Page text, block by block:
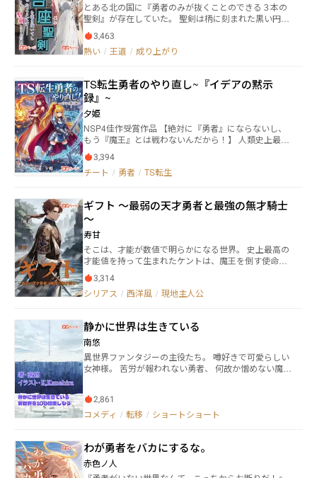
とある北の国に『勇者のみが抜くことのできる３本の
聖剣』が存在していた。 聖剣は柄に刻まれた黒い円の
紋章を全て光らせた者のみ抜く事ができ、聖剣を手に
することで勇者の資格を得ると言われていた。 年に一
度、聖剣を抜く事にチャレンジできる三聖剣祭では大
なかった。 しかし、祭りの途中で現れた３人の男だけ
は違った。 クレマンと呼ばれる王子は聖なる紋章を完
璧に光らせて聖剣を抜いて勇者となり パウルと名乗る
少年は聖なる紋章を半分しか光らせることが出来なか
ったものの観衆に勇者候補としての可能性を見せつけ
た。 そして、主人公ゲオルグは聖剣を抜くために柄へ
手を掛けるが紋章は３分の１しか光らせることができ
なかった。 それでもゲオルグは聖剣を諦めはしなかっ
た。 なんとゲオルグは人並み外れた腕力を駆使し、台
勇者の誕生っぷりに観衆は騒めきたつ。 規格外な勇者
ゲオルグの誕生を経て、ある者は彼に惹かれ、ある者
は嫉んで牙を剥く事となる。 勇者クレマン、勇者候補
パウル、そして規格外勇者ゲオルグの３名はそれぞれ
の思想・プライドを抱えて自分の信じる勇者道を歩き
始める。 一方、勇者たちの誕生を遠くから眺めていた
魔王は不敵に微笑み、静かに動き出す。 ――――毎週
『月・水・金』の17時30分前後に更新いたします（第
１話のみ火曜にも掲載）
3,463
熱い / 王道 / 成り上がり
TS転生勇者のやり直し~『イデアの黙示
録』~
夕姫
NSP4佳作受賞作品 【絶対に『勇者』にならないし、
もう『魔王』とは戦わないんだから！】 人類史上最
強、レベル100。 すべてを懸けて戦った勇者エルク
は、魔王の強大な力の前に敗れ去った。 ​死の淵で女神
リディアから「人生のやり直し」を提案された彼は、
（勇者）を回避してやる！』 ​その第一歩として、彼が
選んだ最初の選択肢。 それは――【性別：女】になること
だった。 ​こうして美少女『イデア』として生まれ変わ
った元・男勇者。神が用意したご都合主義な奇跡にな
ど頼らず、​剣を捨てて【大魔法使い】を目指し、今度
こそ平穏な人生を歩む……はずだった。 しかし、気高
くワガママな第一王女・フレデリカに気に入られてし
まい、魔法使いどころか彼女の専属の【姫騎士】に任
命されてしまう！？ ​さらにこの転生には、イデア自身
敷いたレール（運命）を実力でぶち壊す！ TS元勇者と
愛するお姫様が紡ぐ、新たな運命のやり直しファンタ
ジー！
3,394
チート / 勇者 / TS転生
ギフト ～最弱の天才勇者と最強の無才騎士
～
寿甘
そこは、才能が数値で明らかになる世界。 史上最高の
才能値を持って生まれたケントは、魔王を倒す使命を
持った勇者として育てられる。 さすがに勇者一人に世
界の運命を委ねるのは忍びないと思った国の上層部は
異世界から英雄を召喚するのだが、呼び出された英雄
3,314
シリアス / 西洋風 / 現地主人公
静かに世界は生きている
南悠
異世界ファンタジーの主役たち。 噂好きで可愛らしい
女神様。 苦労が報われない勇者、 何故か憎めない魔
字。隙間時間に読んで下さい。
2,861
コメディ / 転移 / ショートショート
わが勇者をバカにするな。
赤色ノ人